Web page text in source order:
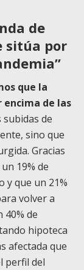
de
sitúa por
que la
encima de las
subidas de
sino que
Gracias
19% de
y que un 21%
volver a
40% de
hipoteca
afectada que
perfil del